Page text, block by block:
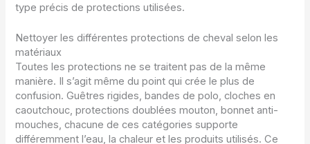
type précis de protections utilisées.
Nettoyer les différentes protections de cheval selon les
matériaux
Toutes les protections ne se traitent pas de la même
manière. Il s’agit même du point qui crée le plus de
confusion. Guêtres rigides, bandes de polo, cloches en
caoutchouc, protections doublées mouton, bonnet anti-
mouches, chacune de ces catégories supporte
différemment l’eau, la chaleur et les produits utilisés. Ce